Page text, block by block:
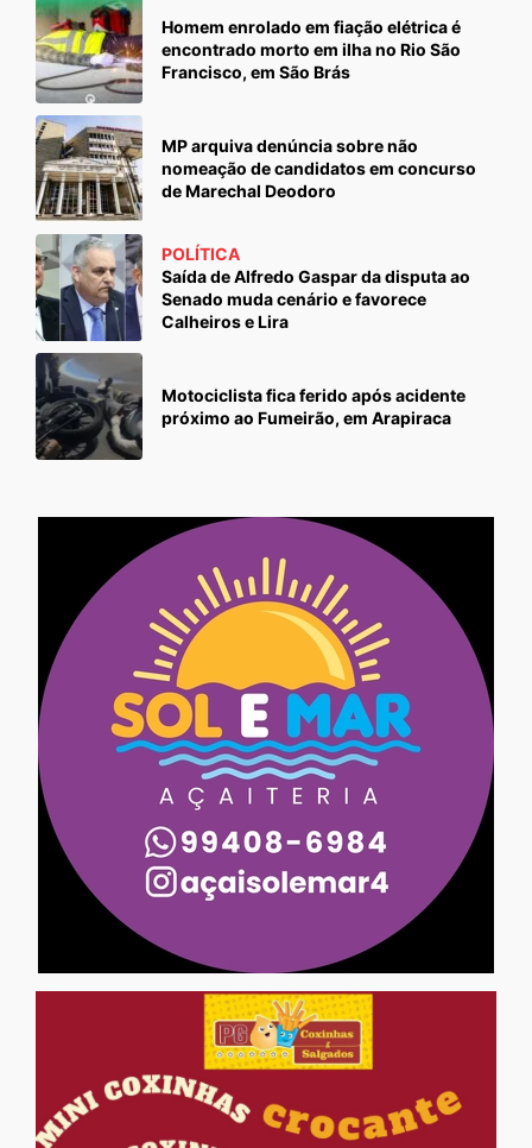
Homem enrolado em fiação elétrica é
encontrado morto em ilha no Rio São
Francisco, em São Brás
MP arquiva denúncia sobre não
nomeação de candidatos em concurso
de Marechal Deodoro
POLÍTICA
Saída de Alfredo Gaspar da disputa ao
Senado muda cenário e favorece
Calheiros e Lira
Motociclista fica ferido após acidente
próximo ao Fumeirão, em Arapiraca